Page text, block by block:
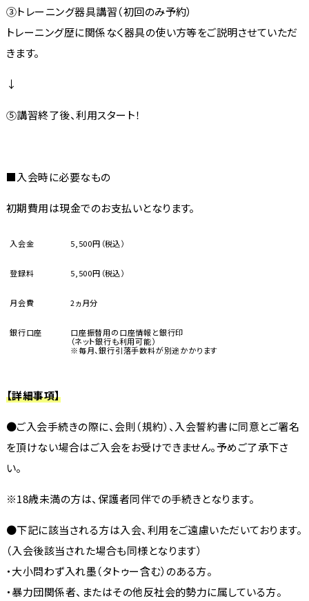
③トレーニング器具講習（初回のみ予約）
トレーニング歴に関係なく器具の使い方等をご説明させていただ
きます。
↓
⑤講習終了後、利用スタート！
■入会時に必要なもの
初期費用は現金でのお支払いとなります。
入会金 5,500円（税込）
登録料 5,500円（税込）
月会費 2ヵ月分
銀行口座
口座振替用の口座情報と銀行印
（ネット銀行も利用可能）
※毎月、銀行引落手数料が別途かかります
【詳細事項】
●ご入会手続きの際に、会則（規約）、入会誓約書に同意とご署名
を頂けない場合はご入会をお受けできません。予めご了承下さ
い。
※18歳未満の方は、保護者同伴での手続きとなります。
●下記に該当される方は入会、利用をご遠慮いただいております。
（入会後該当された場合も同様となります）
・大小問わず入れ墨（タトゥー含む）のある方。
・暴力団関係者、またはその他反社会的勢力に属している方。